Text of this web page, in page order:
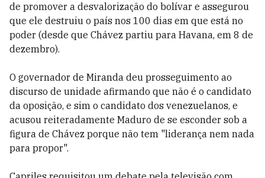
de promover a desvalorização do bolívar e assegurou
que ele destruiu o país nos 100 dias em que está no
poder (desde que Chávez partiu para Havana, em 8 de
dezembro).
O governador de Miranda deu prosseguimento ao
discurso de unidade afirmando que não é o candidato
da oposição, e sim o candidato dos venezuelanos, e
acusou reiteradamente Maduro de se esconder sob a
figura de Chávez porque não tem "liderança nem nada
para propor".